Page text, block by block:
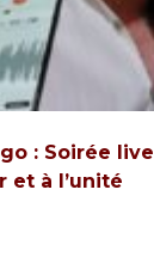
: Soirée live
et à l’unité